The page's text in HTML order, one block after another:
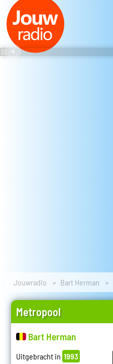
Jouwradio Bart Herman
Metropool
Bart Herman
Uitgebracht in 1993